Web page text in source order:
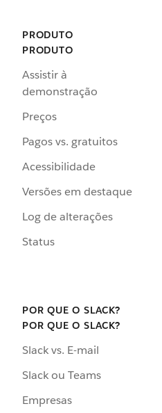
PRODUTO
PRODUTO
Assistir à
demonstração
Preços
Pagos vs. gratuitos
Acessibilidade
Versões em destaque
Log de alterações
Status
POR QUE O SLACK?
POR QUE O SLACK?
Slack vs. E-mail
Slack ou Teams
Empresas